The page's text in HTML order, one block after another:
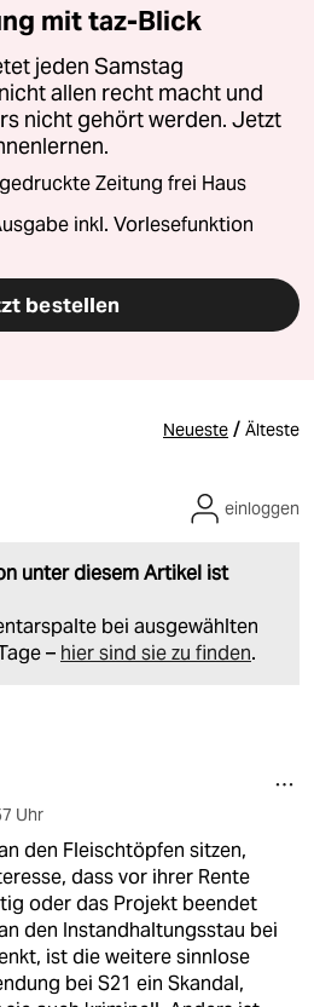
mit taz-Blick
jeden Samstag
allen recht macht und
nicht gehört werden. Jetzt
Zeitung frei Haus
inkl. Vorlesefunktion
bestellen
Neueste / Älteste
unter diesem Artikel ist
bei ausgewählten
– hier sind sie zu finden.
einloggen
Uhr
den Fleischtöpfen sitzen,
dass vor ihrer Rente
oder das Projekt beendet
den Instandhaltungsstau bei
ist die weitere sinnlose
bei S21 ein Skandal,